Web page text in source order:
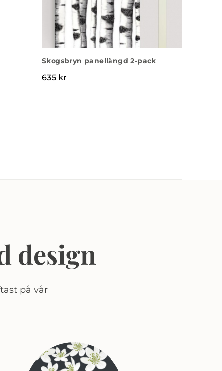
Skogsbryn panellängd 2-pack
635 kr
design
på vår